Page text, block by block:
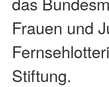
Frauen und
Stiftung.